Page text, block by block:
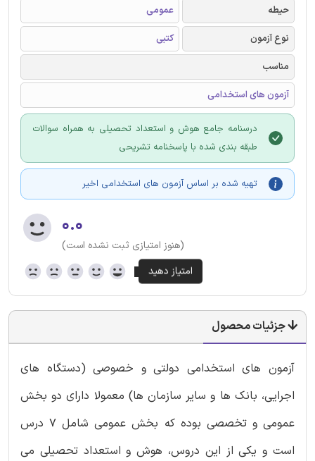
حیطه
عمومی
نوع آزمون
کتبی
مناسب
آزمون های استخدامی
درسنامه جامع هوش و استعداد تحصیلی به همراه سوالات
طبقه بندی شده با پاسخنامه تشریحی
تهیه شده بر اساس آزمون های استخدامی اخیر
۰.۰
(هنوز امتیازی ثبت نشده است)
جزئیات محصول
آزمون های استخدامی دولتی و خصوصی (دستگاه های
اجرایی، بانک ها و سایر سازمان ها) معمولا دارای دو بخش
عمومی و تخصصی بوده که بخش عمومی شامل 7 درس
است و یکی از این دروس، هوش و استعداد تحصیلی می